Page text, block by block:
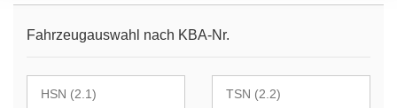
Fahrzeugauswahl nach KBA-Nr.